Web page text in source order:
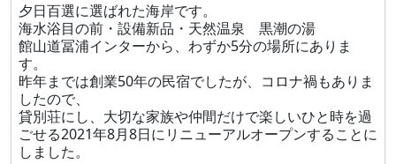
夕日百選に選ばれた海岸です。
海水浴目の前・設備新品・天然温泉 黒潮の湯
館山道冨浦インターから、わずか5分の場所にありま
す。
昨年までは創業50年の民宿でしたが、コロナ禍もありま
したので、
貸別荘にし、大切な家族や仲間だけで楽しいひと時を過
ごせる2021年8月8日にリニューアルオープンすることに
しました。